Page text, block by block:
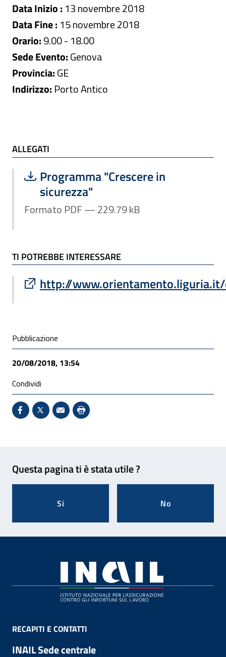
Data Inizio : 13 novembre 2018
Data Fine : 15 novembre 2018
Orario:9.00 - 18.00
Sede Evento:Genova
Provincia:GE
Indirizzo: Porto Antico
ALLEGATI e TI POTREBBE INTERESSARE
ALLEGATI
Scarica file:
Programma "Crescere in
sicurezza"
Formato PDF — Dimensione 229.79 kB
Formato PDF — 229.79 kB
TI POTREBBE INTERESSARE
http://
Sito esterno : apre una nuova finestra
Condivisione social
Pubblicazione
20/08/2018, 13:54
Condividi
Condividi su Facebook - Sito esterno - Apertura in
X - Sito esterno - Apertura in nuova finestra
Invio Mail: apre il programma di posta
Stampa pagina: scelta meno
Questa pagina ti è stata utile ?
Si No
RECAPITI E CONTATTI
INAIL Sede centrale